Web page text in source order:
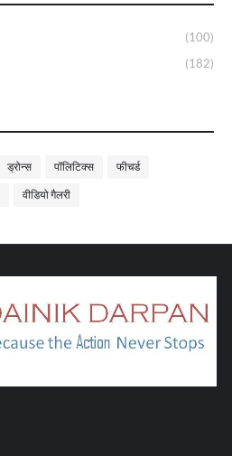
(100)
(182)
ड्रोन्स पॉलिटिक्स फीचर्ड
वीडियो गैलरी